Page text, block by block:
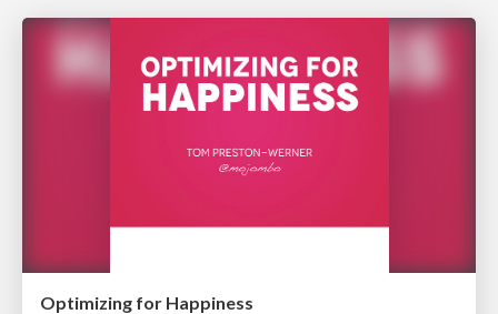
Optimizing for Happiness